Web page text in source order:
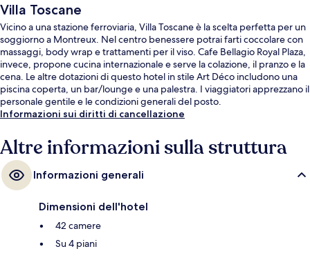
Villa Toscane
Vicino a una stazione ferroviaria, Villa Toscane è la scelta perfetta per un
soggiorno a Montreux. Nel centro benessere potrai farti coccolare con
massaggi, body wrap e trattamenti per il viso. Cafe Bellagio Royal Plaza,
invece, propone cucina internazionale e serve la colazione, il pranzo e la
cena. Le altre dotazioni di questo hotel in stile Art Déco includono una
piscina coperta, un bar/lounge e una palestra. I viaggiatori apprezzano il
personale gentile e le condizioni generali del posto.
Informazioni sui diritti di cancellazione
Altre informazioni sulla struttura
Informazioni generali
Dimensioni dell'hotel
42 camere
Su 4 piani